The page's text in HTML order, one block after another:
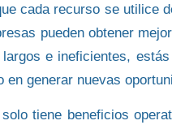
cada recurso se utilice
pueden obtener
e ineficientes,
generar nuevas
solo tiene beneficios